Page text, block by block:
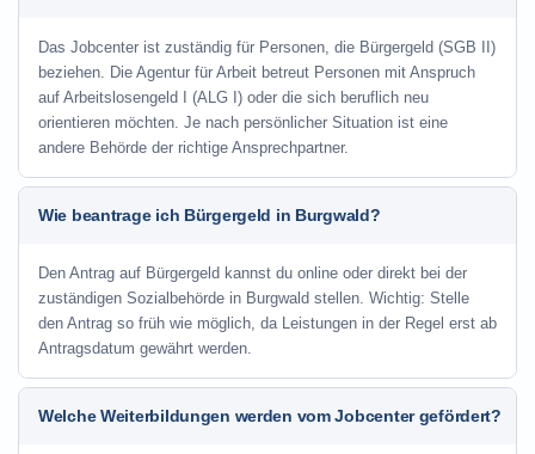
Das Jobcenter ist zuständig für Personen, die Bürgergeld (SGB II)
beziehen. Die Agentur für Arbeit betreut Personen mit Anspruch
auf Arbeitslosengeld I (ALG I) oder die sich beruflich neu
orientieren möchten. Je nach persönlicher Situation ist eine
andere Behörde der richtige Ansprechpartner.
Wie beantrage ich Bürgergeld in Burgwald?
Den Antrag auf Bürgergeld kannst du online oder direkt bei der
zuständigen Sozialbehörde in Burgwald stellen. Wichtig: Stelle
den Antrag so früh wie möglich, da Leistungen in der Regel erst ab
Antragsdatum gewährt werden.
Welche Weiterbildungen werden vom Jobcenter gefördert?